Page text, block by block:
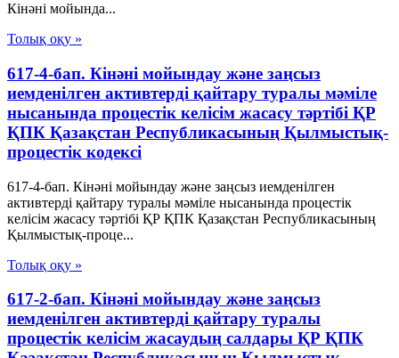
Кінәні мойында...
Толық оқу »
617-4-бап. Кінәні мойындау және заңсыз
иемденілген активтерді қайтару туралы мәміле
нысанында процестік келісім жасасу тәртібі ҚР
ҚПК Қазақстан Республикасының Қылмыстық-
процестік кодексi
617-4-бап. Кінәні мойындау және заңсыз иемденілген
активтерді қайтару туралы мәміле нысанында процестік
келісім жасасу тәртібі ҚР ҚПК Қазақстан Республикасының
Қылмыстық-проце...
Толық оқу »
617-2-бап. Кінәні мойындау және заңсыз
иемденілген активтерді қайтару туралы
процестік келісім жасаудың салдары ҚР ҚПК